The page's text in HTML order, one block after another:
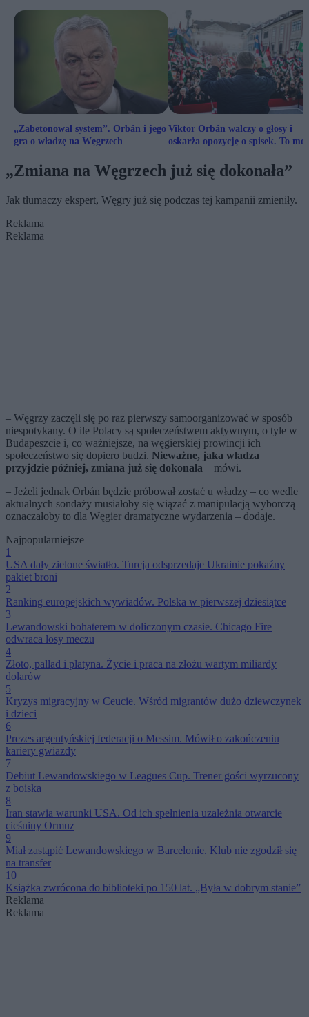
„Zabetonował system”. Orbán i jego
gra o władzę na Węgrzech
Viktor Orbán walczy o głosy i
oskarża opozycję o spisek. To
„Zmiana na Węgrzech już się dokonała”
Jak tłumaczy ekspert, Węgry już się podczas tej kampanii zmieniły.
Reklama
Reklama
– Węgrzy zaczęli się po raz pierwszy samoorganizować w sposób
niespotykany. O ile Polacy są społeczeństwem aktywnym, o tyle w
Budapeszcie i, co ważniejsze, na węgierskiej prowincji ich
społeczeństwo się dopiero budzi. Nieważne, jaka władza
przyjdzie później, zmiana już się dokonała – mówi.
– Jeżeli jednak Orbán będzie próbował zostać u władzy – co wedle
aktualnych sondaży musiałoby się wiązać z manipulacją wyborczą –
oznaczałoby to dla Węgier dramatyczne wydarzenia – dodaje.
Najpopularniejsze
1
USA dały zielone światło. Turcja odsprzedaje Ukrainie pokaźny
pakiet broni
2
Ranking europejskich wywiadów. Polska w pierwszej dziesiątce
3
Lewandowski bohaterem w doliczonym czasie. Chicago Fire
odwraca losy meczu
4
Złoto, pallad i platyna. Życie i praca na złożu wartym miliardy
dolarów
5
Kryzys migracyjny w Ceucie. Wśród migrantów dużo dziewczynek
i dzieci
6
Prezes argentyńskiej federacji o Messim. Mówił o zakończeniu
kariery gwiazdy
7
Debiut Lewandowskiego w Leagues Cup. Trener gości wyrzucony
z boiska
8
Iran stawia warunki USA. Od ich spełnienia uzależnia otwarcie
cieśniny Ormuz
9
Miał zastąpić Lewandowskiego w Barcelonie. Klub nie zgodził się
na transfer
10
Książka zwrócona do biblioteki po 150 lat. „Była w dobrym stanie”
Reklama
Reklama